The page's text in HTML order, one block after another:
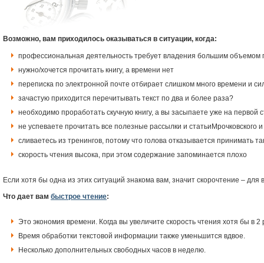
Возможно, вам приходилось оказываться в ситуации, когда:
профессиональная деятельность требует владения большим
нужно/хочется прочитать книгу, а времени нет
переписка по электронной почте отбирает слишком много времени и
зачастую приходится перечитывать текст по два и более раза?
необходимо проработать скучную книгу, а вы засыпаете уже на первой
не успеваете прочитать все полезные рассылки и статьиМрочковского
сливаетесь из тренингов, потому что голова отказывается принимать
скорость чтения высока, при этом содержание запоминается плохо
Если хотя бы одна из этих ситуаций знакома вам, значит скорочтение – для
Что дает вам быстрое чтение:
Это экономия времени. Когда вы увеличите скорость чтения хотя бы в 2
Время обработки текстовой информации также уменьшится вдвое.
Несколько дополнительных свободных часов в неделю.